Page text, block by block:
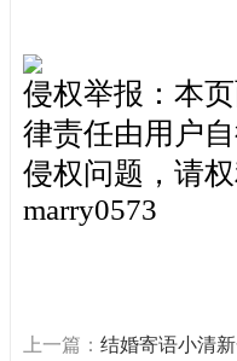
侵权举报：本
律责任由用户
侵权问题，请
marry0573
上一篇： 结婚寄语小清